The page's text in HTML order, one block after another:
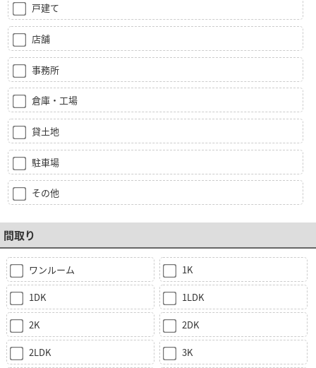
戸建て
店舗
事務所
倉庫・工場
貸土地
駐車場
その他
間取り
ワンルーム 1K
1DK 1LDK
2K 2DK
2LDK 3K